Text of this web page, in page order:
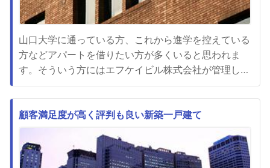
山口大学に通っている方、これから進学を控えている
方などアパートを借りたい方が多くいると思われま
す。そういう方にはエフケイビル株式会社が管理して
いる山口大学の学生アパートを検討してみてくださ
い。一般的な賃貸物件より安く借りることができるた
め、お金に余裕がない学生にピッタリです。大学の近
くやスーパーなどが近くにある利便性の良い物件など
があるため、自分に適したもの...
顧客満足度が高く評判も良い新築一戸建て